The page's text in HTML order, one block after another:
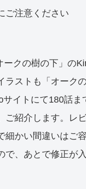
ご注意ください
ークの樹の下」の
ラストも「オーク
イトにて180話
ご紹介します。レ
細かい間違いはご
で、あとで修正が